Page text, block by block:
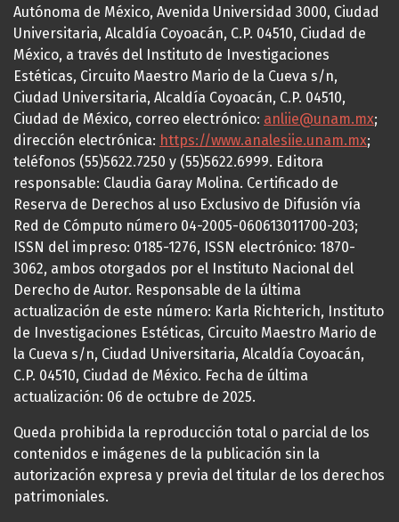
Autónoma de México, Avenida Universidad 3000, Ciudad
Universitaria, Alcaldía Coyoacán, C.P. 04510, Ciudad de
México, a través del Instituto de Investigaciones
Estéticas, Circuito Maestro Mario de la Cueva s/n,
Ciudad Universitaria, Alcaldía Coyoacán, C.P. 04510,
Ciudad de México, correo electrónico: anliie@unam.mx;
dirección electrónica: https://www.analesiie.unam.mx;
teléfonos (55)5622.7250 y (55)5622.6999. Editora
responsable: Claudia Garay Molina. Certificado de
Reserva de Derechos al uso Exclusivo de Difusión vía
Red de Cómputo número 04-2005-060613011700-203;
ISSN del impreso: 0185-1276, ISSN electrónico: 1870-
3062, ambos otorgados por el Instituto Nacional del
Derecho de Autor. Responsable de la última
actualización de este número: Karla Richterich, Instituto
de Investigaciones Estéticas, Circuito Maestro Mario de
la Cueva s/n, Ciudad Universitaria, Alcaldía Coyoacán,
C.P. 04510, Ciudad de México. Fecha de última
actualización: 06 de octubre de 2025.
Queda prohibida la reproducción total o parcial de los
contenidos e imágenes de la publicación sin la
autorización expresa y previa del titular de los derechos
patrimoniales.